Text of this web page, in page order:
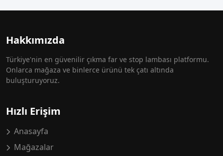
Hakkımızda
Türkiye'nin en güvenilir çıkma far ve stop lambası platformu.
Onlarca mağaza ve binlerce ürünü tek çatı altında
buluşturuyoruz.
Hızlı Erişim
Anasayfa
Mağazalar